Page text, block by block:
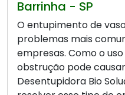
Barrinha - SP
O entupimento de
problemas mais
empresas. Como o
obstrução pode
Desentupidora Bio